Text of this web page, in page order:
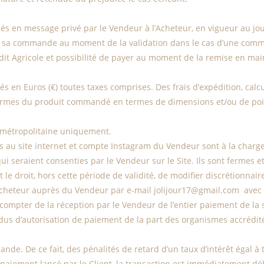
en message privé par le Vendeur à l’Acheteur, en vigueur au
commande au moment de la validation dans le cas d’une
Agricole et possibilité de payer au moment de la remise en
en Euros (€) toutes taxes comprises. Des frais d’expédition,
du produit commandé en termes de dimensions et/ou de
uniquement.
au site internet et compte Instagram du Vendeur sont à la
seraient consenties par le Vendeur sur le Site. Ils sont fermes
le droit, hors cette période de validité, de modifier
auprès du Vendeur par e-mail jolijour17@gmail.com avec
de la réception par le Vendeur de l’entier paiement de
d’autorisation de paiement de la part des organismes
De ce fait, des pénalités de retard d’un taux d’intérêt égal